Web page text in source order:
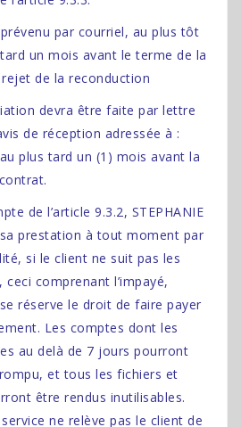
par courriel, au plus tôt
un mois avant le terme de la
de la reconduction
devra être faite par lettre
de réception adressée à :
au plus tard un (1) mois avant la
de l’article 9.3.2, STEPHANIE
sa prestation à tout moment par
si le client ne suit pas les
comprenant l’impayé,
se réserve le droit de faire payer
Les comptes dont les
au delà de 7 jours pourront
et tous les fichiers et
être rendus inutilisables.
ne relève pas le client de